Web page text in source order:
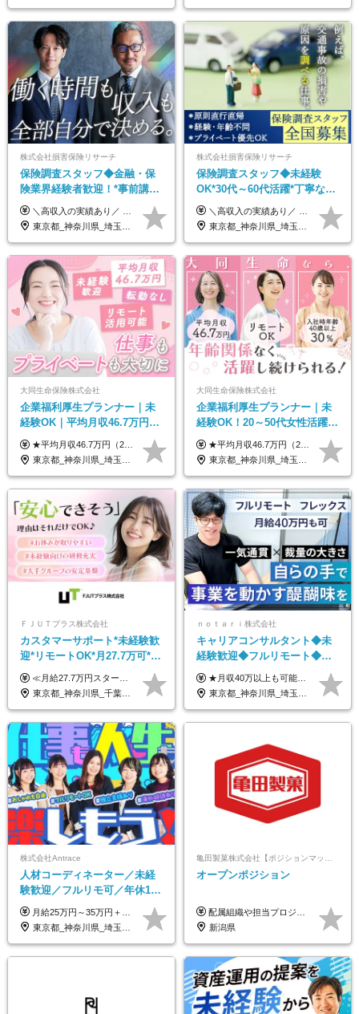
株式会社損害保険リサーチ
保険調査スタッフ◆金融・保
険業界経験者歓迎！*事前講習
あり*30代～60代活躍*調査は
原則直行直帰*高収入可
＼高収入の実績あり／ なかには年収1000万円を超える方もいらっしゃいます！ 【完全出来高報酬制】 ★仕事に慣れるまで収入をサポート 1か月目：報酬が通常の2倍 2か月目：報酬が通常の1.5倍 ※災害に関する業務については、収入サポートの対象外 ※試用期間はありません ＊＊＊業務報酬の例＊＊＊ ・事故原因調査（4箇所確認）…1万5000円～ ・有無責／不正請求疑義調査（自動車案件）…2万円～ ・医療調査（1箇所確認）…1万7000円～ ・書類取付（1箇所訪問）…3000円～ ※上記は目安になります ※実際の報酬は業務報酬に応じた個々のスキル・実績を加味したものになります
東京都_神奈川県_埼玉県_千葉県_大阪府_愛知県_北海道_青森県_岩手県_宮城県_秋田県_山形県_福島県_茨城県_栃木県_群馬県_新潟県_山梨県_長野県_富山県_石川県_福井県_静岡県_岐阜県_三重県_兵庫県_京都府_滋賀県_奈良県_和歌山県_広島県_岡山県_鳥取県_島根県_山口県_徳島県_香川県_愛媛県_高知県_福岡県_熊本県_佐賀県_長崎県_大分県_宮崎県_鹿児島県_沖縄県
株式会社損害保険リサーチ
保険調査スタッフ◆未経験
OK*30代～60代活躍*丁寧な講
習・サポートあり*原則直行直
帰／全国募集・業務委託
＼高収入の実績あり／ なかには年収1000万円を超えるスペシャリストもいらっしゃいます！ 【完全出来高報酬制】 ★仕事に慣れるまで収入をサポート 1か月目：報酬が通常の2倍 2か月目：報酬が通常の1.5倍 ※災害に関する業務については、収入サポートの対象外 ※試用期間はありません ＊＊＊業務報酬の例＊＊＊ ・事故原因調査（4箇所確認）…1万5000円～ ・有無責／不正請求疑義調査（自動車案件）…2万円～ ・医療調査（1箇所確認）…1万7000円～ ・書類取付（1箇所訪問）…3000円～ ※上記は目安になります ※実際の報酬は業務報酬に応じた個々のスキル・実績を加味したものになります
東京都_神奈川県_埼玉県_千葉県_大阪府_愛知県_北海道_青森県_岩手県_宮城県_秋田県_山形県_福島県_茨城県_栃木県_群馬県_新潟県_山梨県_長野県_富山県_石川県_福井県_静岡県_岐阜県_三重県_兵庫県_京都府_滋賀県_奈良県_和歌山県_広島県_岡山県_鳥取県_島根県_山口県_徳島県_香川県_愛媛県_高知県_福岡県_熊本県_佐賀県_長崎県_大分県_宮崎県_鹿児島県_沖縄県
大同生命保険株式会社
企業福利厚生プランナー｜未
経験OK｜平均月収46.7万円｜
リモートOK｜残業ほぼなし｜
転勤なし｜女性活躍中
★平均月収46.7万円（2024年度実績） ★安心の固定給＋賞与年2回＋インセンティブ！手当も充実 月給21万円～23万円＋諸手当＋インセンティブ＋賞与年2回 ※給与は年間平均の税込定例給与です。賞与は含みません。 ※約3週間の研修期間中は日当8000円を支給いたします。 ※試用期間6ヵ月あり（期間中の条件変更なし） ◆東京・神奈川・千葉・埼玉・愛知（一部）・京都・大阪・兵庫（一部）：月給23万円以上 ◆静岡（一部）・三重・岐阜：月給22万円以上 ◆上記以外の地域：月給21万円以上
東京都_神奈川県_埼玉県_千葉県_大阪府_愛知県_北海道_青森県_岩手県_宮城県_秋田県_山形県_福島県_茨城県_栃木県_群馬県_新潟県_山梨県_長野県_富山県_石川県_福井県_静岡県_岐阜県_三重県_兵庫県_京都府_滋賀県_奈良県_和歌山県_広島県_岡山県_鳥取県_島根県_山口県_徳島県_香川県_愛媛県_高知県_福岡県_熊本県_佐賀県_長崎県_大分県_宮崎県_鹿児島県_沖縄県
大同生命保険株式会社
企業福利厚生プランナー｜未
経験OK！20～50代女性活躍｜
リモートOK｜平均月収46.7万
｜子育て＆介護支援◎
★平均月収46.7万円（2024年度実績） ★安心の固定給＋賞与年2回＋インセンティブ！手当も充実 月給21万円～23万円＋諸手当＋インセンティブ＋賞与年2回 ※給与は年間平均の税込定例給与です。賞与は含みません。 ※約3週間の研修期間中は日当8000円を支給いたします。 ※試用期間6ヵ月あり（期間中の条件変更なし） ◆東京・神奈川・千葉・埼玉・愛知（一部）・京都・大阪・兵庫（一部）：月給23万円以上 ◆静岡（一部）・三重・岐阜：月給22万円以上 ◆上記以外の地域：月給21万円以上
東京都_神奈川県_埼玉県_千葉県_大阪府_愛知県_北海道_青森県_岩手県_宮城県_秋田県_山形県_福島県_茨城県_栃木県_群馬県_新潟県_山梨県_長野県_富山県_石川県_福井県_静岡県_岐阜県_三重県_兵庫県_京都府_滋賀県_奈良県_和歌山県_広島県_岡山県_鳥取県_島根県_山口県_徳島県_香川県_愛媛県_高知県_福岡県_熊本県_佐賀県_長崎県_大分県_宮崎県_鹿児島県_沖縄県
ＦＪＵＴプラス株式会社
カスタマーサポート*未経験歓
迎*リモートOK*月27.7万可*賞
与年2回*転勤なし*連休
OK/ZE010232
≪月給27.7万円スタートも可／賞与年2回≫ ■月給21万円～27.7万円＋各種手当＋賞与年2回 ※給与は勤務地に応じて変更します ※年齢や経験・スキルなどを考慮して決定します ※時間外手当は全額支給 ※上記は初年度の月給となります ※試用期間3ヶ月（その他待遇に差異はありません） 【固定残業代について】 なし（残業代は、実際の労働時間に応じて別途全額支給）
東京都_神奈川県_千葉県_大阪府_愛知県_北海道_長野県_石川県_広島県_福岡県
ｎｏｔａｒｉ株式会社
キャリアコンサルタント◆未
経験歓迎◆フルリモート◆フ
レックス制◆10時出勤・16時
退勤も可◆残業月10時間以内
★月収40万以上も可能！ ★能力・スキル・経験を考慮した年収額を設定します ■月給20万円～40万円＋決算賞与 ※経験・スキルを考慮のうえ決定します ※給与にはみなし残業代40時間分を含む。そのほか詳細に関しては別途面接時にご説明します ※試用期間3ヵ月あり。期間中の雇用形態・条件などに差異はありません
東京都_神奈川県_埼玉県_千葉県_大阪府_愛知県_北海道_青森県_岩手県_宮城県_秋田県_山形県_福島県_茨城県_栃木県_群馬県_新潟県_山梨県_長野県_富山県_石川県_福井県_静岡県_岐阜県_三重県_兵庫県_京都府_滋賀県_奈良県_和歌山県_広島県_岡山県_鳥取県_島根県_山口県_徳島県_香川県_愛媛県_高知県_福岡県_熊本県_佐賀県_長崎県_大分県_宮崎県_鹿児島県_沖縄県
株式会社Antrace
人材コーディネーター／未経
験歓迎／フルリモ可／年休127
日／おしゃれ自由／海外研修
年10回／美容・サウナ割あり
月給25万円～35万円＋インセンティブ 未経験者：月給25万円～＋インセンティブ 経験者：月給35万円～＋インセンティブ （※経験者は営業経験5年以上の方を想定） ※経験・スキルなどを考慮のうえ、決定します ※時間外手当は別途全額支給します
東京都_神奈川県_埼玉県_千葉県_大阪府_愛知県_北海道_青森県_岩手県_宮城県_秋田県_山形県_福島県_茨城県_栃木県_群馬県_新潟県_山梨県_長野県_富山県_石川県_福井県_静岡県_岐阜県_三重県_兵庫県_京都府_滋賀県_奈良県_和歌山県_広島県_岡山県_鳥取県_島根県_山口県_徳島県_香川県_愛媛県_高知県_福岡県_熊本県_佐賀県_長崎県_大分県_宮崎県_鹿児島県_沖縄県
オープンポジション
配属組織や担当プロジェクトにより異なります。 想定年収：400万円～1000万円 ※ご経験やスキルに応じて決定します。 ※上記想定年収はあくまでも目安の金額であり、 選考を通じて上下する可能性があります。
新潟県